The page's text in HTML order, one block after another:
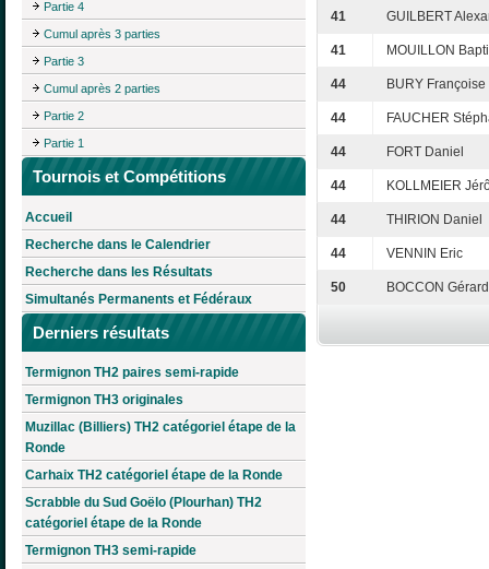
Partie 4
Cumul après 3 parties
Partie 3
Cumul après 2 parties
Partie 2
Partie 1
Tournois et Compétitions
Accueil
Recherche dans le Calendrier
Recherche dans les Résultats
Simultanés Permanents et Fédéraux
Derniers résultats
Termignon TH2 paires semi-rapide
Termignon TH3 originales
Muzillac (Billiers) TH2 catégoriel étape de la
Ronde
Carhaix TH2 catégoriel étape de la Ronde
Scrabble du Sud Goëlo (Plourhan) TH2
catégoriel étape de la Ronde
Termignon TH3 semi-rapide
41 GUILBERT
41 MOUILLON
44 BURY Françoise
44 FAUCHER
44 FORT Daniel
44 KOLLMEIER
44 THIRION Daniel
44 VENNIN Eric
50 BOCCON Gérard